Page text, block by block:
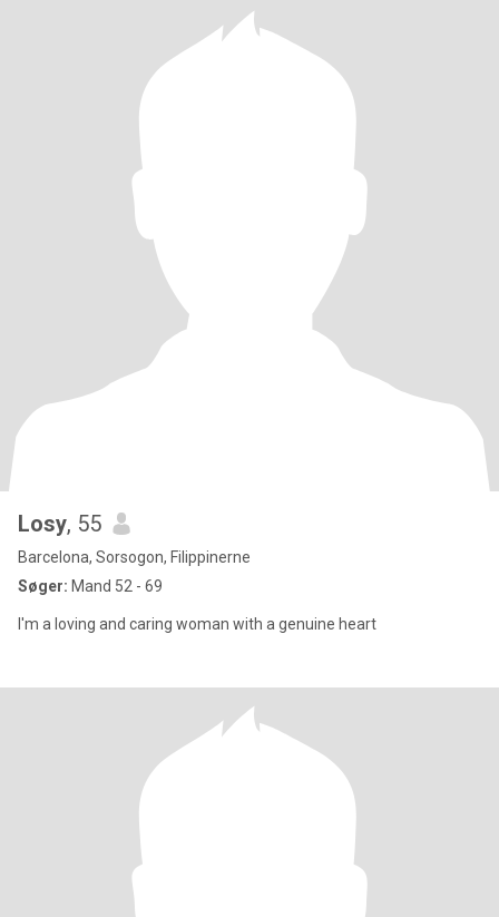
Losy, 55
Barcelona, Sorsogon, Filippinerne
Søger: Mand 52 - 69
I'm a loving and caring woman with a genuine heart